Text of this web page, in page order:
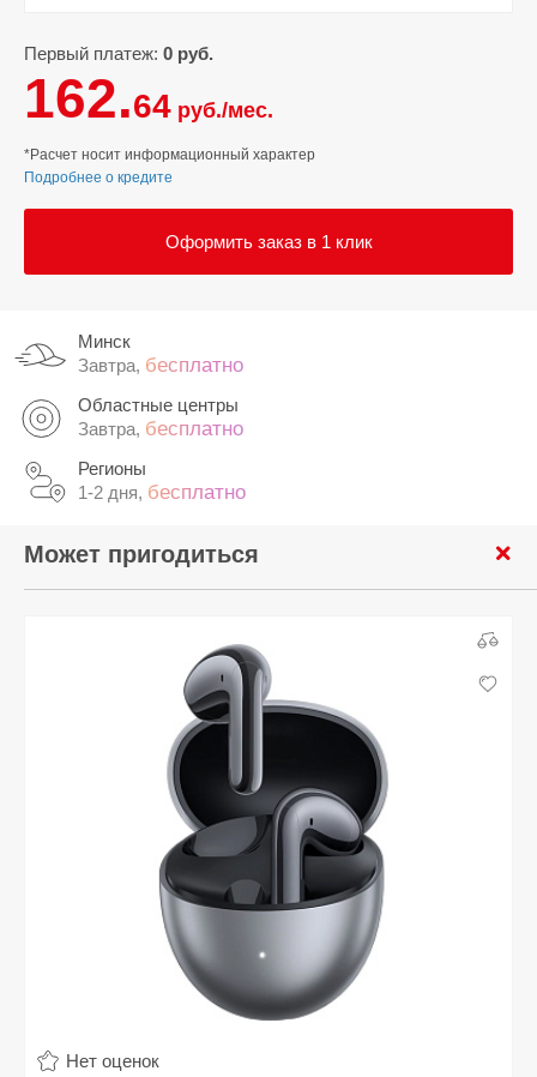
Первый платеж: 0 руб.
162.64 руб./мес.
*Расчет носит информационный характер
Подробнее о кредите
Оформить заказ в 1 клик
Минск
Завтра, бесплатно
Областные центры
Завтра, бесплатно
Регионы
1-2 дня, бесплатно
Может пригодиться
Нет оценок